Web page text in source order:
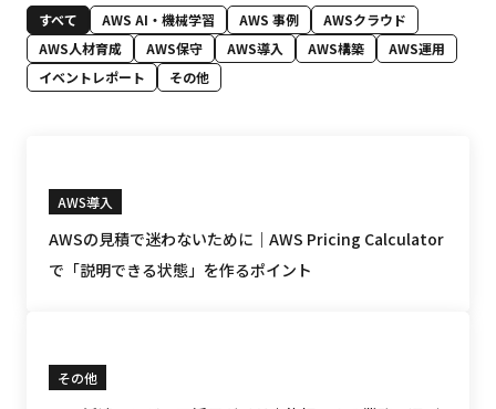
すべて AWS AI・機械学習 AWS 事例
AWSクラウド
AWS人材育成
AWS保守 AWS導入 AWS構築
AWS運用
イベントレポート
その他
AWS導入
AWSの見積で迷わないために｜AWS Pricing Calculator
で「説明できる状態」を作るポイント
その他